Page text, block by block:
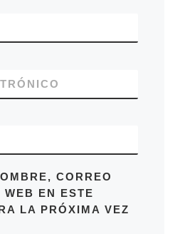
CORREO
WEB EN ESTE
LA PRÓXIMA VEZ